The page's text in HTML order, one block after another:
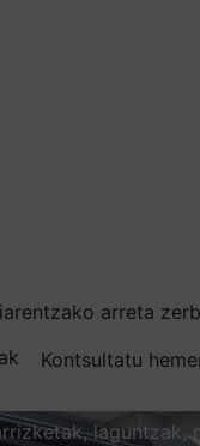
arreta
Kontsultatu
laguntzak,